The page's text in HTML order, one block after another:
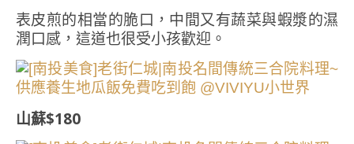
表皮煎的相當的脆口，中間又有蔬菜與蝦漿的濕
潤口感，這道也很受小孩歡迎。
山蘇$180